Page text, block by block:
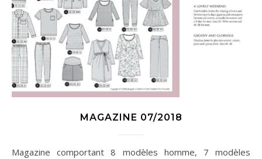
MAGAZINE 07/2018
Magazine comportant 8 modèles homme, 7 modèles